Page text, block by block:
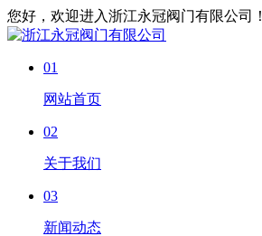
您好，欢迎进入浙江永冠阀门有限公司！
01
网站首页
02
关于我们
03
新闻动态